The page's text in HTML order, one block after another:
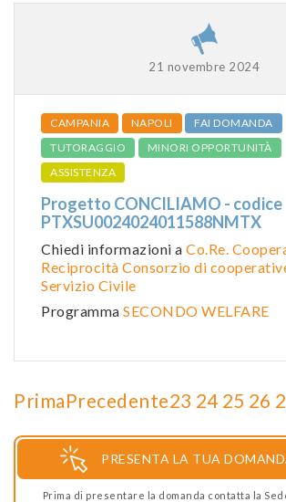
21 novembre 2024
CAMPANIA NAPOLI
FAI DOMANDA
TUTORAGGIO
MINORI OPPORTUNITÀ
ASSISTENZA
Progetto CONCILIAMO - codice
PTXSU0024024011588NMTX
Chiedi informazioni a Co.Re.
Reciprocità Consorzio di
Servizio Civile
Programma SECONDO WELFARE
PrimaPrecedente23 24 25 26
PRESENTA LA TUA
Prima di presentare la domanda contatta la